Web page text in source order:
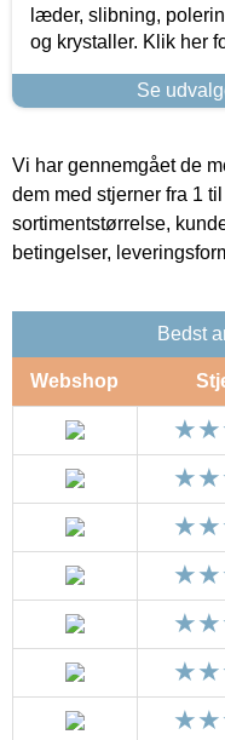
læder, slibning,
og krystaller. Klik her
Se
Vi har gennemgået de
dem med stjerner fra 1
sortimentstørrelse,
betingelser,
Bedst
Webshop